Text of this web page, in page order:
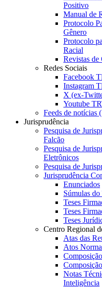
Positivo
Manual de
Protocolo
Gênero
Protocolo
Racial
Revistas de
Redes Sociais
Facebook
Instagram
X (ex-
Youtube
Feeds de notícias
Jurisprudência
Pesquisa de
Falcão
Pesquisa de
Eletrônicos
Pesquisa de
Jurisprudência
Enunciados
Súmulas
Teses
Teses
Teses
Centro Regional
Atas das
Atos
Notas
Inteligência